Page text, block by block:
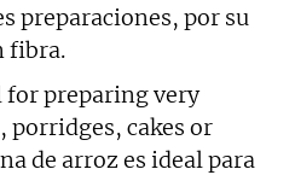
preparaciones, por su
fibra.
for preparing very
porridges, cakes or
de arroz es ideal para